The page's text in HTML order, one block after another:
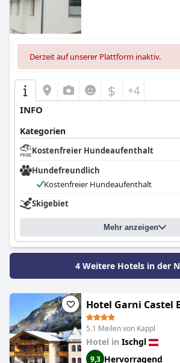
Derzeit auf unserer Plattform inaktiv.
$ +4
INFO
Kategorien
Kostenfreier Hundeaufenthalt
Hundefreundlich
Kostenfreier Hundeaufenthalt
Skigebiet
Mehr anzeigen
4 Weitere Hotels in der
Hotel Garni Castel
5.1 Meilen von Kappl
Hotel in Ischgl
9,3 Hervorragend